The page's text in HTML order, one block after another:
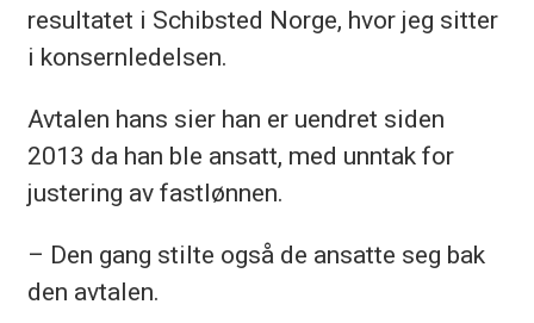
resultatet i Schibsted Norge, hvor jeg sitter
i konsernledelsen.
Avtalen hans sier han er uendret siden
2013 da han ble ansatt, med unntak for
justering av fastlønnen.
– Den gang stilte også de ansatte seg bak
den avtalen.